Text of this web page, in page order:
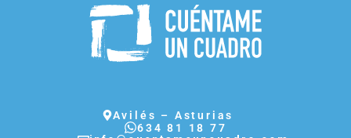
Avilés – Asturias
634 81 18 77